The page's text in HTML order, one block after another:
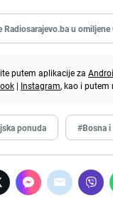
Radiosarajevo.ba u omiljene
putem aplikacije za
| Instagram, kao i putem
ponuda #Bosna i